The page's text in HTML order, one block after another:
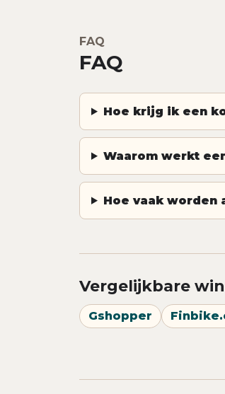
FAQ
FAQ
Hoe krijg ik een
Waarom werkt
Hoe vaak worden
Vergelijkbare
Gshopper